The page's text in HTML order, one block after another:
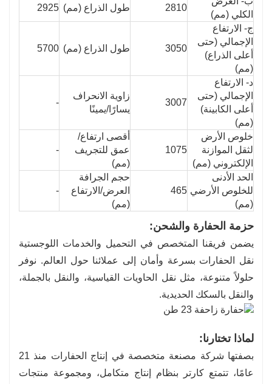
الكلي (مم)
2810 طول الذراع (مم) 2925
ج- الارتفاع
الإجمالي (حتى
أعلى الذراع)
(مم)
3050 طول الذراع (مم) 5700
د- الارتفاع
الإجمالي (حتى
أعلى الكابينة)
(مم)
3007
زاوية الانحراف
يسارًا/يمينًا
-
خلوص الأرض
لثقل الموازنة
الإلكتروني (مم)
1075
أقصى ارتفاع/
عمق للتجريف
(مم)
-
الحد الأدنى
للخلوص الأرضي
(مم)
465
حجم الجرافة
العرض/الارتفاع
(مم)
-
حزمة الحفارة والشحن:
يضمن فريقنا المتخصص في التحميل والخدمات اللوجستية
نقل الحفارات بسرعة وأمان إلى عملائنا حول العالم. نوفر
حلولاً متنوعة، مثل نقل الحاويات القياسية، والنقل بالجملة،
والنقل بالسكك الحديدية.
لماذا تختارنا:
بصفتها شركة مصنعة متخصصة في إنتاج الحفارات منذ 21
عامًا، تتمتع كارتر بنظام إنتاج متكامل، ومجموعة منتجات